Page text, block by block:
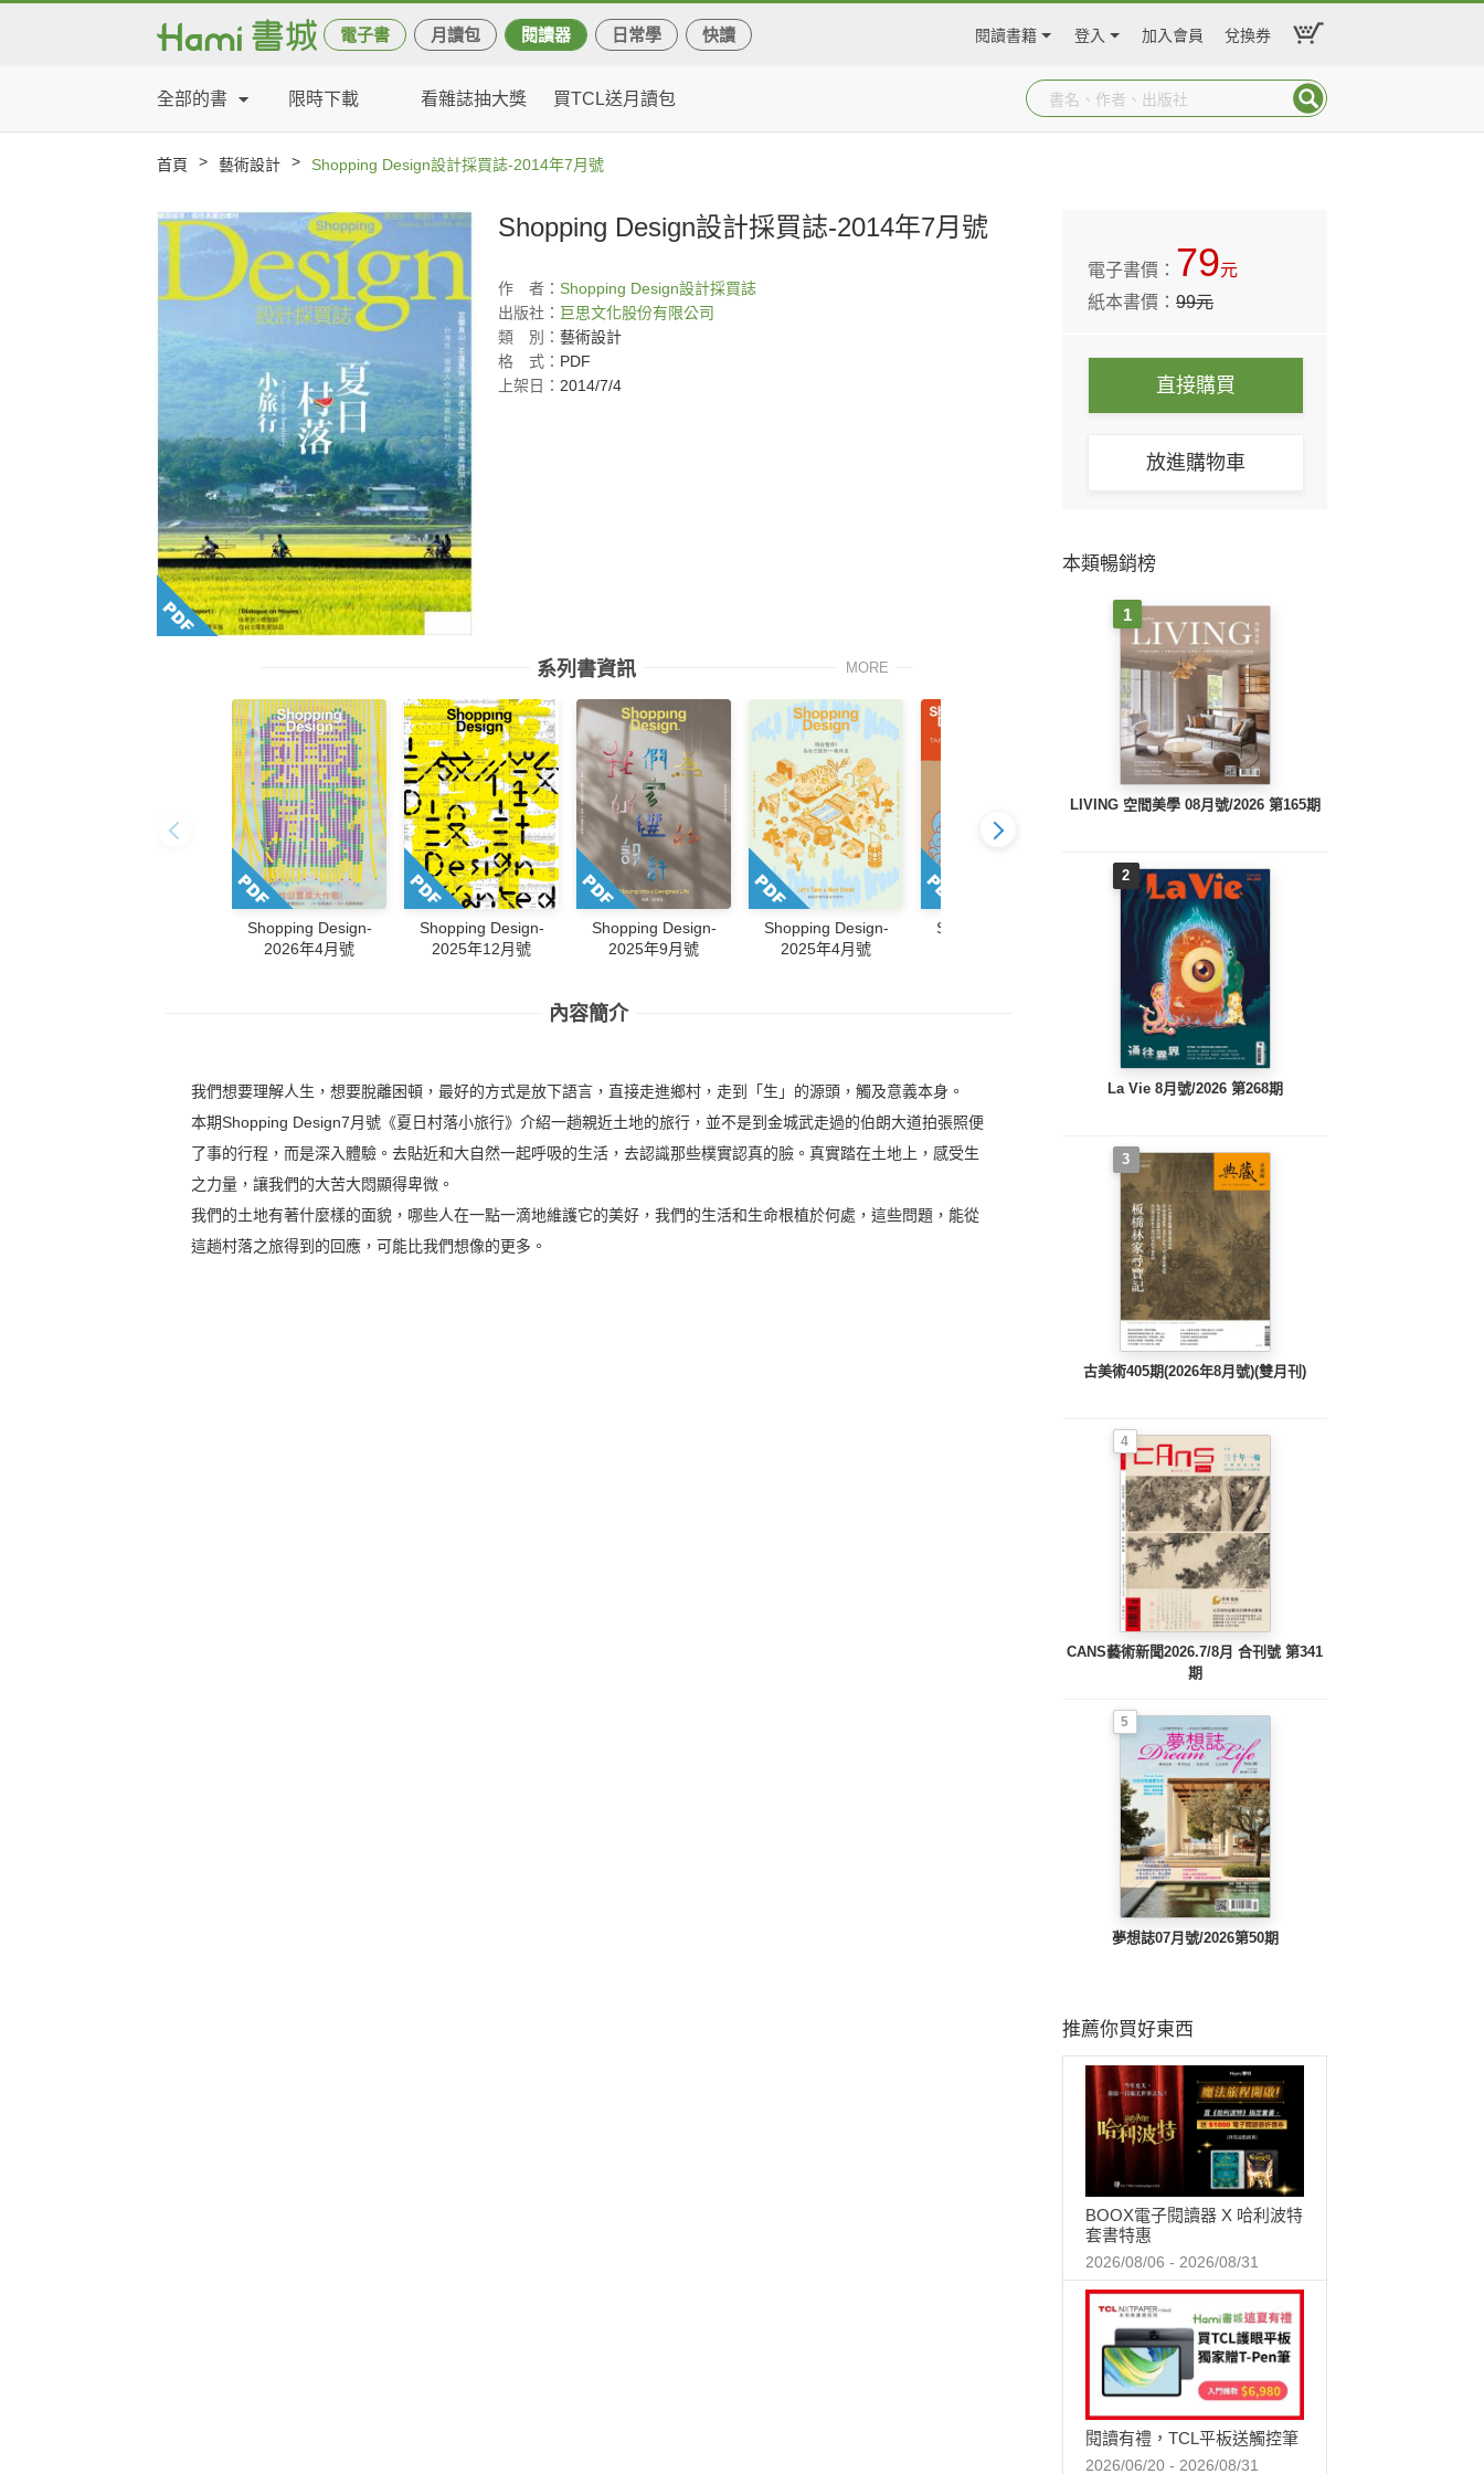
電子書 月讀包 閱讀器 日常學 快讀 閱讀書籍 登入 加入會員 兌換券
全部的書 限時下載 看雜誌抽大獎 買TCL送月讀包
首頁 > 藝術設計 > Shopping Design設計採買誌-2014年7月號
Shopping Design設計採買誌-2014年7月號
作 者： Shopping Design設計採買誌
出版社： 巨思文化股份有限公司
類
別： 藝術設計
格
式： PDF
上架日： 2014/7/4
系列書資訊 MORE
Shopping Design-
2026年4月號
Shopping Design-
2025年12月號
Shopping Design-
2025年9月號
Shopping Design-
2025年4月號
Shopping Design-
Shopping Design-
2024年9月號
內容簡介
我們想要理解人生，想要脫離困頓，最好的方式是放下語言，直接走進鄉村，走到「生」的源頭，觸及意義本身。
本期Shopping Design7月號《夏日村落小旅行》介紹一趟親近土地的旅行，並不是到金城武走過的伯朗大道拍張照便
了事的行程，而是深入體驗。去貼近和大自然一起呼吸的生活，去認識那些樸實認真的臉。真實踏在土地上，感受生
之力量，讓我們的大苦大悶顯得卑微。
我們的土地有著什麼樣的面貌，哪些人在一點一滴地維護它的美好，我們的生活和生命根植於何處，這些問題，能從
這趟村落之旅得到的回應，可能比我們想像的更多。
電子書價： 79元
紙本書價：99元
直接購買
放進購物車
本類暢銷榜
1
LIVING 空間美學 08月號/2026 第165期
2
La Vie 8月號/2026 第268期
3
古美術405期(2026年8月號)(雙月刊)
4
CANS藝術新聞2026.7/8月 合刊號 第341
期
5
夢想誌07月號/2026第50期
推薦你買好東西
BOOX電子閱讀器 X 哈利波特
套書特惠
2026/08/06 - 2026/08/31
閱讀有禮，TCL平板送觸控筆
2026/06/20 - 2026/08/31